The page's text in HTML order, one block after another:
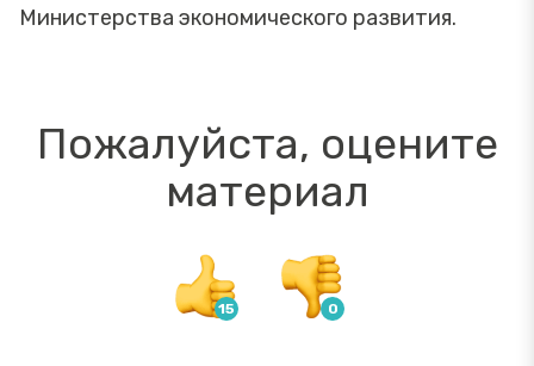
Министерства экономического развития.
Пожалуйста, оцените
материал